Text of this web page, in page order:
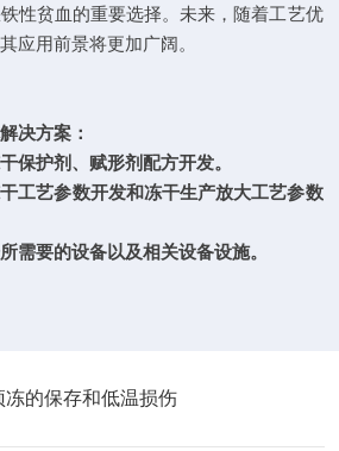
性贫血的重要选择。未来，随着工艺优
应用前景将更加广阔。
决方案：
保护剂、赋形剂配方开发。
工艺参数开发和冻干生产放大工艺参数
需要的设备以及相关设备设施。
冻的保存和低温损伤